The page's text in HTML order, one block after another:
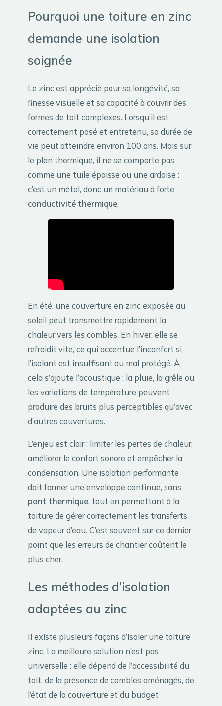
Pourquoi une toiture en zinc
demande une isolation
soignée
Le zinc est apprécié pour sa longévité, sa
finesse visuelle et sa capacité à couvrir des
formes de toit complexes. Lorsqu’il est
correctement posé et entretenu, sa durée de
vie peut atteindre environ 100 ans. Mais sur
le plan thermique, il ne se comporte pas
comme une tuile épaisse ou une ardoise :
c’est un métal, donc un matériau à forte
conductivité thermique.
En été, une couverture en zinc exposée au
soleil peut transmettre rapidement la
chaleur vers les combles. En hiver, elle se
refroidit vite, ce qui accentue l’inconfort si
l’isolant est insuffisant ou mal protégé. À
cela s’ajoute l’acoustique : la pluie, la grêle ou
les variations de température peuvent
produire des bruits plus perceptibles qu’avec
d’autres couvertures.
L’enjeu est clair : limiter les pertes de chaleur,
améliorer le confort sonore et empêcher la
condensation. Une isolation performante
doit former une enveloppe continue, sans
pont thermique, tout en permettant à la
toiture de gérer correctement les transferts
de vapeur d’eau. C’est souvent sur ce dernier
point que les erreurs de chantier coûtent le
plus cher.
Les méthodes d’isolation
adaptées au zinc
Il existe plusieurs façons d’isoler une toiture
zinc. La meilleure solution n’est pas
universelle : elle dépend de l’accessibilité du
toit, de la présence de combles aménagés, de
l’état de la couverture et du budget